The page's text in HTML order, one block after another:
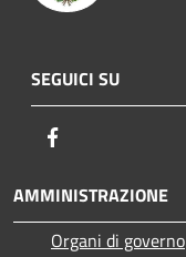
SEGUICI SU
AMMINISTRAZIONE
Organi di governo